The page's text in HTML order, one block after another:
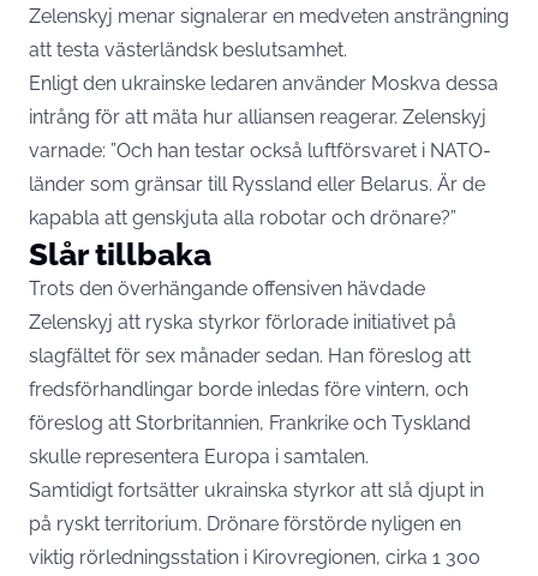
Zelenskyj menar signalerar en medveten ansträngning
att testa västerländsk beslutsamhet.
Enligt den ukrainske ledaren använder Moskva dessa
intrång för att mäta hur alliansen reagerar. Zelenskyj
varnade: ”Och han testar också luftförsvaret i NATO-
länder som gränsar till Ryssland eller Belarus. Är de
kapabla att genskjuta alla robotar och drönare?”
Slår tillbaka
Trots den överhängande offensiven hävdade
Zelenskyj att ryska styrkor förlorade initiativet på
slagfältet för sex månader sedan. Han föreslog att
fredsförhandlingar borde inledas före vintern, och
föreslog att Storbritannien, Frankrike och Tyskland
skulle representera Europa i samtalen.
Samtidigt fortsätter ukrainska styrkor att slå djupt in
på ryskt territorium. Drönare förstörde nyligen en
viktig rörledningsstation i Kirovregionen, cirka 1 300